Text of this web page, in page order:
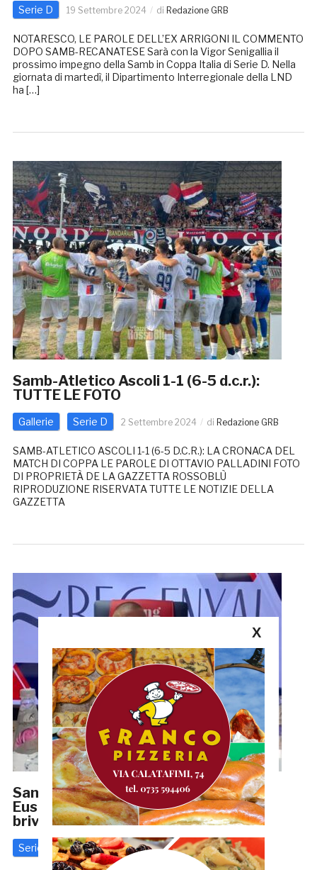
Serie D 19 Settembre 2024 di Redazione GRB
NOTARESCO, LE PAROLE DELL’EX ARRIGONI IL COMMENTO
DOPO SAMB-RECANATESE Sarà con la Vigor Senigallia il
prossimo impegno della Samb in Coppa Italia di Serie D. Nella
giornata di martedì, il Dipartimento Interregionale della LND
ha […]
Samb-Atletico Ascoli 1-1 (6-5 d.c.r.):
TUTTE LE FOTO
Gallerie Serie D 2 Settembre 2024 di Redazione GRB
SAMB-ATLETICO ASCOLI 1-1 (6-5 D.C.R.): LA CRONACA DEL
MATCH DI COPPA LE PAROLE DI OTTAVIO PALLADINI FOTO
DI PROPRIETÀ DE LA GAZZETTA ROSSOBLÙ
RIPRODUZIONE RISERVATA TUTTE LE NOTIZIE DELLA
GAZZETTA
Samb-Atletico Ascoli 1-1 (6-5 d.c.r.),
Eusepi: «Questi tifosi ti fanno venire i
brividi, vogliamo ripagarli»
Serie D 2 Settembre 2024 diRedazione GRB
X